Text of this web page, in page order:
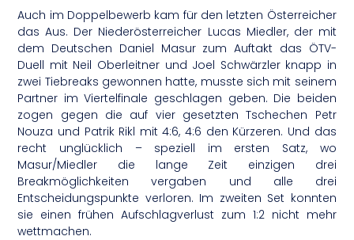
Auch im Doppelbewerb kam für den letzten Österreicher
das Aus. Der Niederösterreicher Lucas Miedler, der mit
dem Deutschen Daniel Masur zum Auftakt das ÖTV-
Duell mit Neil Oberleitner und Joel Schwärzler knapp in
zwei Tiebreaks gewonnen hatte, musste sich mit seinem
Partner im Viertelfinale geschlagen geben. Die beiden
zogen gegen die auf vier gesetzten Tschechen Petr
Nouza und Patrik Rikl mit 4:6, 4:6 den Kürzeren. Und das
recht unglücklich – speziell im ersten Satz, wo
Masur/Miedler die lange Zeit einzigen drei
Breakmöglichkeiten vergaben und alle drei
Entscheidungspunkte verloren. Im zweiten Set konnten
sie einen frühen Aufschlagverlust zum 1:2 nicht mehr
wettmachen.